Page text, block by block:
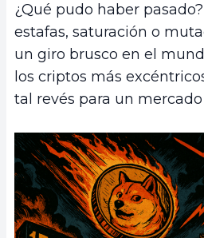
¿Qué pudo haber
estafas, saturación o
un giro brusco en el
los criptos más
tal revés para un